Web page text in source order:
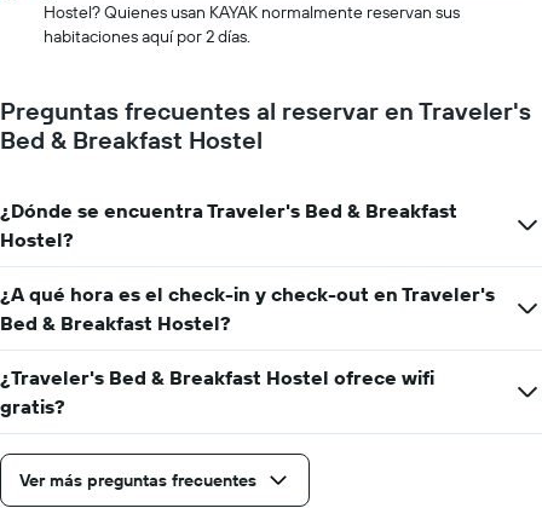
Hostel? Quienes usan KAYAK normalmente reservan sus
habitaciones aquí por 2 días.
Preguntas frecuentes al reservar en Traveler's
Bed & Breakfast Hostel
¿Dónde se encuentra Traveler's Bed & Breakfast
Hostel?
¿A qué hora es el check-in y check-out en Traveler's
Bed & Breakfast Hostel?
¿Traveler's Bed & Breakfast Hostel ofrece wifi
gratis?
Ver más preguntas frecuentes